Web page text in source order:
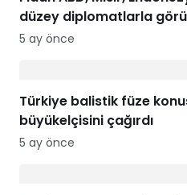
düzey diplomatlarla
5 ay önce
Türkiye balistik füze
büyükelçisini çağırdı
5 ay önce